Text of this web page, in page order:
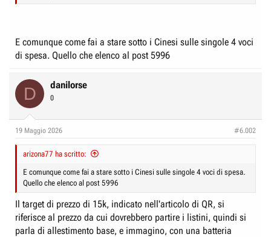
s
i
n
E comunque come fai a stare sotto i Cinesi sulle singole 4 voci
di spesa. Quello che elenco al post 5996
D danilorse
0
19 Maggio 2026 #6.002
arizona77 ha scritto:
E comunque come fai a stare sotto i Cinesi sulle singole 4 voci di spesa.
Quello che elenco al post 5996
Il target di prezzo di 15k, indicato nell'articolo di QR, si
riferisce al prezzo da cui dovrebbero partire i listini, quindi si
parla di allestimento base, e immagino, con una batteria